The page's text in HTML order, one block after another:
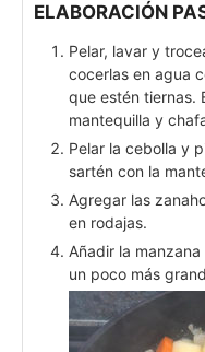
ELABORACIÓN
Pelar, lavar y
cocerlas en agua
que estén tiernas.
mantequilla y
Pelar la cebolla y
sartén con la
Agregar las
en rodajas.
Añadir la
un poco más